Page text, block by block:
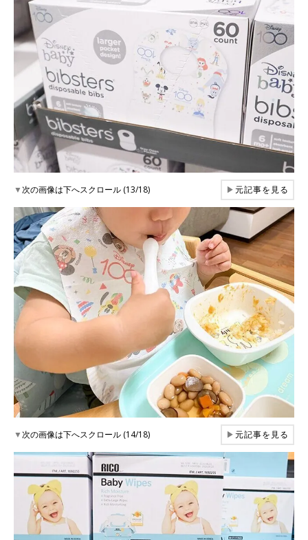
▼次の画像は下へスクロール (13/18) ▶元記事を見る
▼次の画像は下へスクロール (14/18) ▶元記事を見る